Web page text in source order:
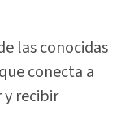
las conocidas
conecta a
y recibir